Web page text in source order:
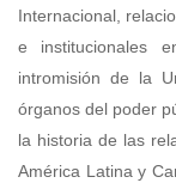
Internacional,
e institucionales
intromisión de la
órganos del poder
la historia de las
América Latina y